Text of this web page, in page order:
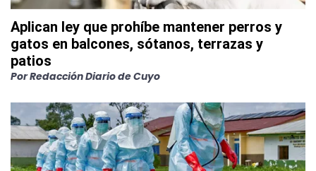
Aplican ley que prohíbe mantener perros y
gatos en balcones, sótanos, terrazas y
patios
PorRedacción Diario de Cuyo